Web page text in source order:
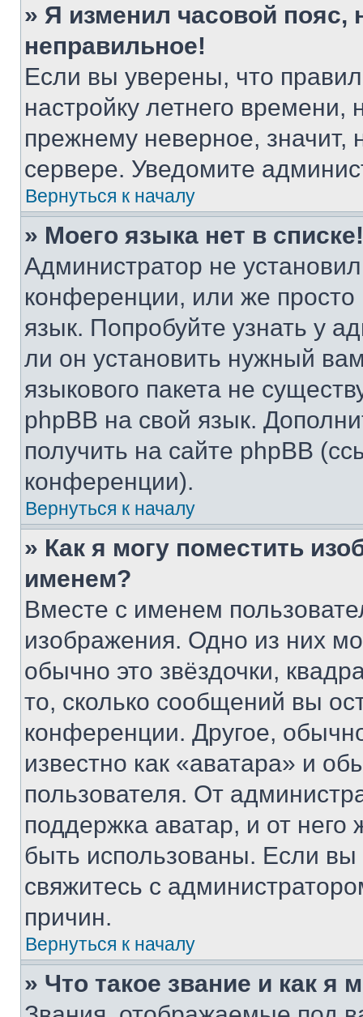
» Я изменил часовой пояс,
неправильное!
Если вы уверены, что
настройку летнего
прежнему неверное, значит,
сервере. Уведомите
Вернуться к началу
» Моего языка нет в списке!
Администратор не
конференции, или же
язык. Попробуйте узнать у
ли он установить нужный
языкового пакета не
phpBB на свой язык.
получить на сайте phpBB
конференции).
Вернуться к началу
» Как я могу поместить
именем?
Вместе с именем
изображения. Одно из них
обычно это звёздочки,
то, сколько сообщений вы
конференции. Другое,
известно как «аватара» и
пользователя. От
поддержка аватар, и от него
быть использованы. Если
свяжитесь с
причин.
Вернуться к началу
» Что такое звание и как я